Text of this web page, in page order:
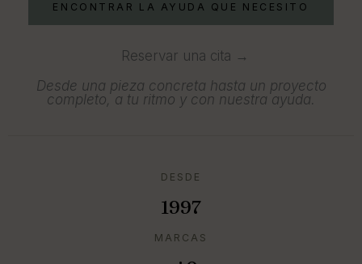
ENCONTRAR LA AYUDA QUE NECESITO
Reservar una cita →
Desde una pieza concreta hasta un proyecto
completo, a tu ritmo y con nuestra ayuda.
DESDE
1997
MARCAS